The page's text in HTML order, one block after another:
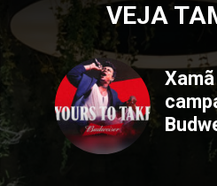
VEJA